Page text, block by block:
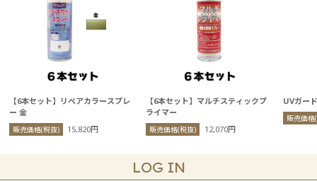
【6本セット】リペアカラースプレ
ー 金
販売価格(税抜) 15,820円
【6本セット】マルチスティックプ
ライマー
販売価格(税抜) 12,070円
UVガー
販売価格
LOG IN